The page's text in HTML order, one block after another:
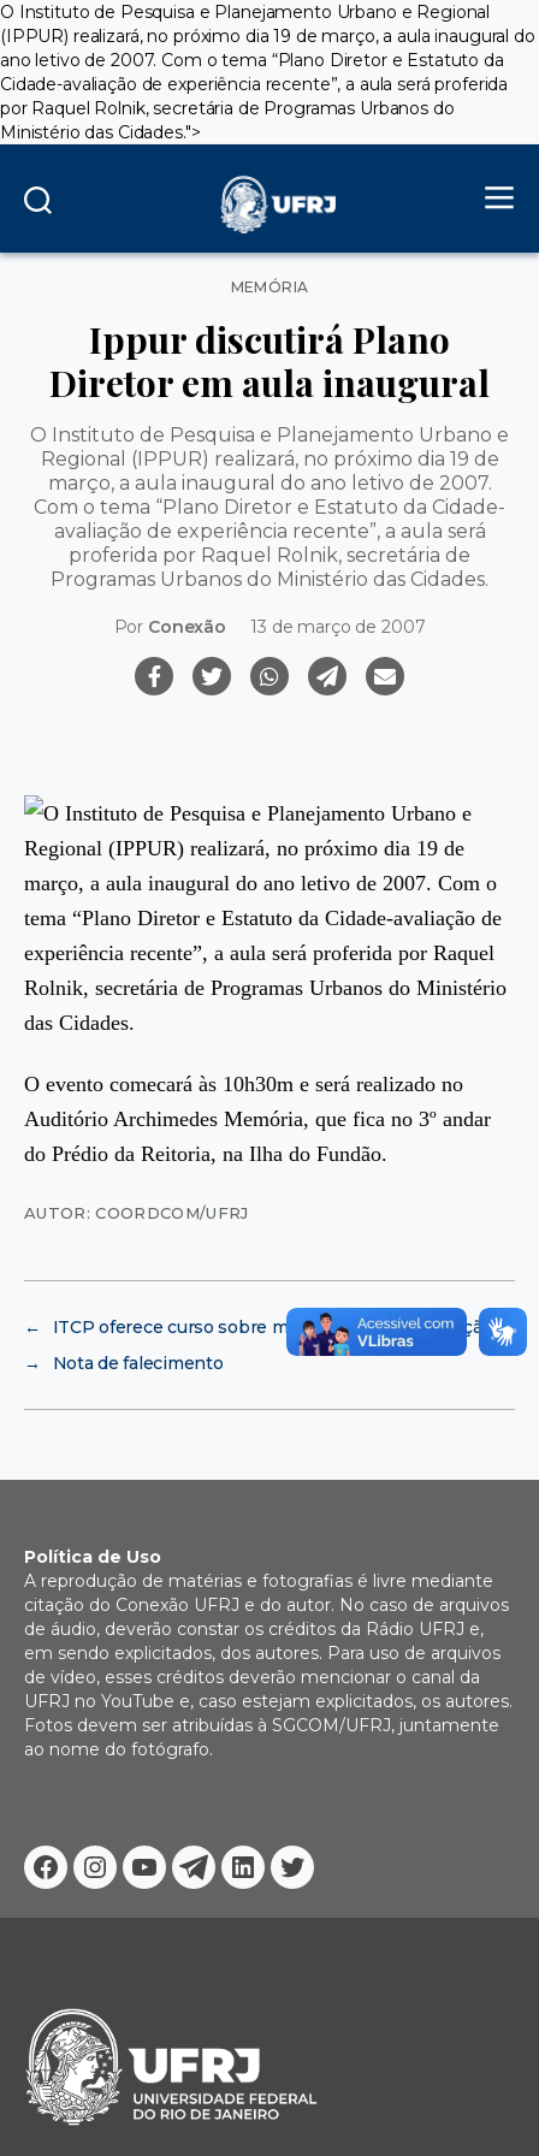
O Instituto de Pesquisa e Planejamento Urbano e Regional
(IPPUR) realizará, no próximo dia 19 de março, a aula inaugural do
ano letivo de 2007. Com o tema “Plano Diretor e Estatuto da
Cidade-avaliação de experiência recente”, a aula será proferida
por Raquel Rolnik, secretária de Programas Urbanos do
Ministério das Cidades.">
Categorias
MEMÓRIA
Ippur discutirá Plano
Diretor em aula inaugural
O Instituto de Pesquisa e Planejamento Urbano e
Regional (IPPUR) realizará, no próximo dia 19 de
março, a aula inaugural do ano letivo de 2007.
Com o tema “Plano Diretor e Estatuto da Cidade-
avaliação de experiência recente”, a aula será
proferida por Raquel Rolnik, secretária de
Programas Urbanos do Ministério das Cidades.
Por Conexão 13 de março de 2007
O Instituto de Pesquisa e Planejamento Urbano e
Regional (IPPUR) realizará, no próximo dia 19 de
março, a aula inaugural do ano letivo de 2007. Com o
tema “Plano Diretor e Estatuto da Cidade-avaliação de
experiência recente”, a aula será proferida por Raquel
Rolnik, secretária de Programas Urbanos do Ministério
das Cidades.
O evento comecará às 10h30m e será realizado no
Auditório Archimedes Memória, que fica no 3º andar
do Prédio da Reitoria, na Ilha do Fundão.
AUTOR: COORDCOM/UFRJ
←
ITCP oferece curso sobre metodologia de incubação
→
Nota de falecimento
Facebook
Instagram
YoutubeTelegram
Linkedin
Twitter
Política de Uso
A reprodução de matérias e fotografias é livre mediante
citação do Conexão UFRJ e do autor. No caso de arquivos
de áudio, deverão constar os créditos da Rádio UFRJ e,
em sendo explicitados, dos autores. Para uso de arquivos
de vídeo, esses créditos deverão mencionar o canal da
UFRJ no YouTube e, caso estejam explicitados, os autores.
Fotos devem ser atribuídas à SGCOM/UFRJ, juntamente
ao nome do fotógrafo.